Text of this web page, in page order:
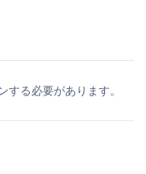
する必要があります。